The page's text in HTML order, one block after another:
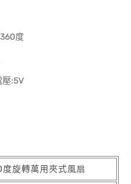
度
:5V
旋轉萬用夾式風扇